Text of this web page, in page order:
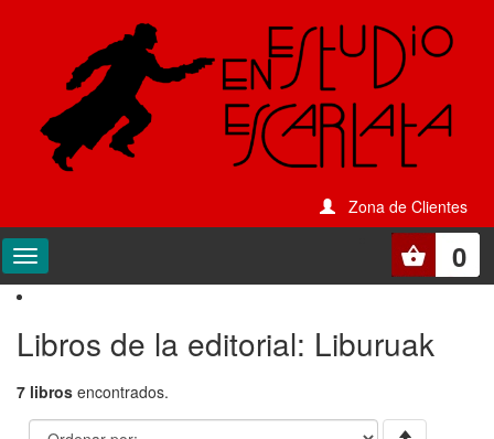
Zona de Clientes
0
Libros de la editorial: Liburuak
7 libros encontrados.